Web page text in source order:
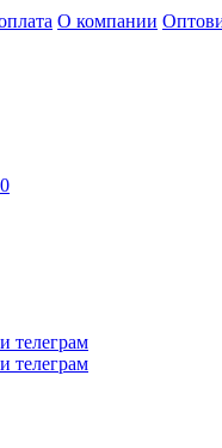
О компании
0
телеграм
телеграм